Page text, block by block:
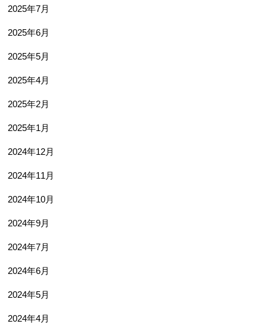
2025年7月
2025年6月
2025年5月
2025年4月
2025年2月
2025年1月
2024年12月
2024年11月
2024年10月
2024年9月
2024年7月
2024年6月
2024年5月
2024年4月